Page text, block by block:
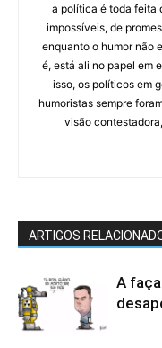
a política é toda feita
impossíveis, de
enquanto o humor não
é, está ali no papel em
isso, os políticos em
humoristas sempre
visão
ARTIGOS
A